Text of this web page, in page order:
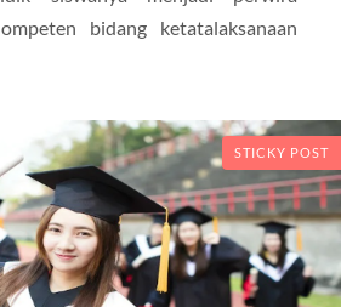
bidang ketatalaksanaan
STICKY POST